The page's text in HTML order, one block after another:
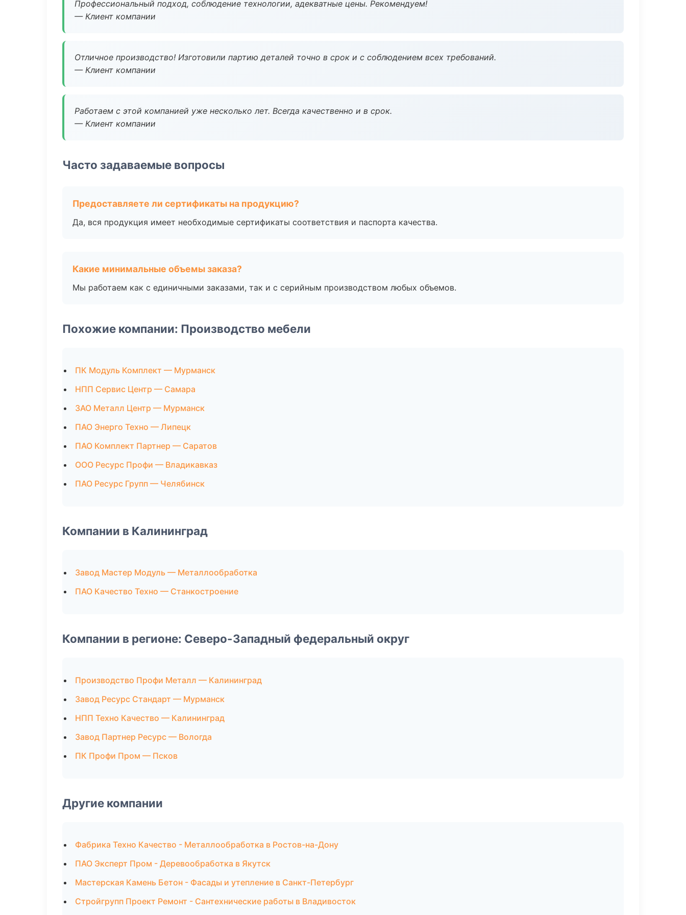
Профессиональный подход, соблюдение технологии, адекватные цены. Рекомендуем!
— Клиент компании
Отличное производство! Изготовили партию деталей точно в срок и с соблюдением всех требований.
— Клиент компании
Работаем с этой компанией уже несколько лет. Всегда качественно и в срок.
— Клиент компании
Часто задаваемые вопросы
Предоставляете ли сертификаты на продукцию?
Да, вся продукция имеет необходимые сертификаты соответствия и паспорта качества.
Какие минимальные объемы заказа?
Мы работаем как с единичными заказами, так и с серийным производством любых объемов.
Похожие компании: Производство мебели
ПК Модуль Комплект — Мурманск
НПП Сервис Центр — Самара
ЗАО Металл Центр — Мурманск
ПАО Энерго Техно — Липецк
ПАО Комплект Партнер — Саратов
ООО Ресурс Профи — Владикавказ
ПАО Ресурс Групп — Челябинск
Компании в Калининград
Завод Мастер Модуль — Металлообработка
ПАО Качество Техно — Станкостроение
Компании в регионе: Северо-Западный федеральный округ
Производство Профи Металл — Калининград
Завод Ресурс Стандарт — Мурманск
НПП Техно Качество — Калининград
Завод Партнер Ресурс — Вологда
ПК Профи Пром — Псков
Другие компании
Фабрика Техно Качество - Металлообработка в Ростов-на-Дону
ПАО Эксперт Пром - Деревообработка в Якутск
Мастерская Камень Бетон - Фасады и утепление в Санкт-Петербург
Стройгрупп Проект Ремонт - Сантехнические работы в Владивосток